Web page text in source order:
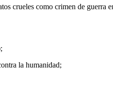
crueles como crimen de guerra
la humanidad;